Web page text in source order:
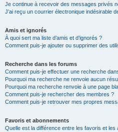
Je continue à recevoir des messages privés
J’ai reçu un courrier électronique indésirable
Amis et ignorés
À quoi sert ma liste d’amis et d’ignorés ?
Comment puis-je ajouter ou supprimer des
Recherche dans les forums
Comment puis-je effectuer une recherche
Pourquoi ma recherche ne renvoie aucun
Pourquoi ma recherche renvoie à une page
Comment puis-je rechercher des membres ?
Comment puis-je retrouver mes propres
Favoris et abonnements
Quelle est la différence entre les favoris et les